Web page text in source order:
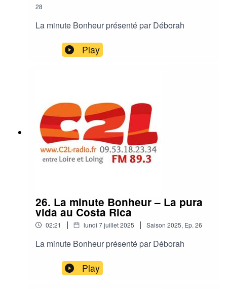
28
La minute Bonheur présenté par Déborah
Play
26. La minute Bonheur – La pura
vida au Costa Rica
02:21 | lundi 7 juillet 2025 | Saison 2025, Ep. 26
La minute Bonheur présenté par Déborah
Play